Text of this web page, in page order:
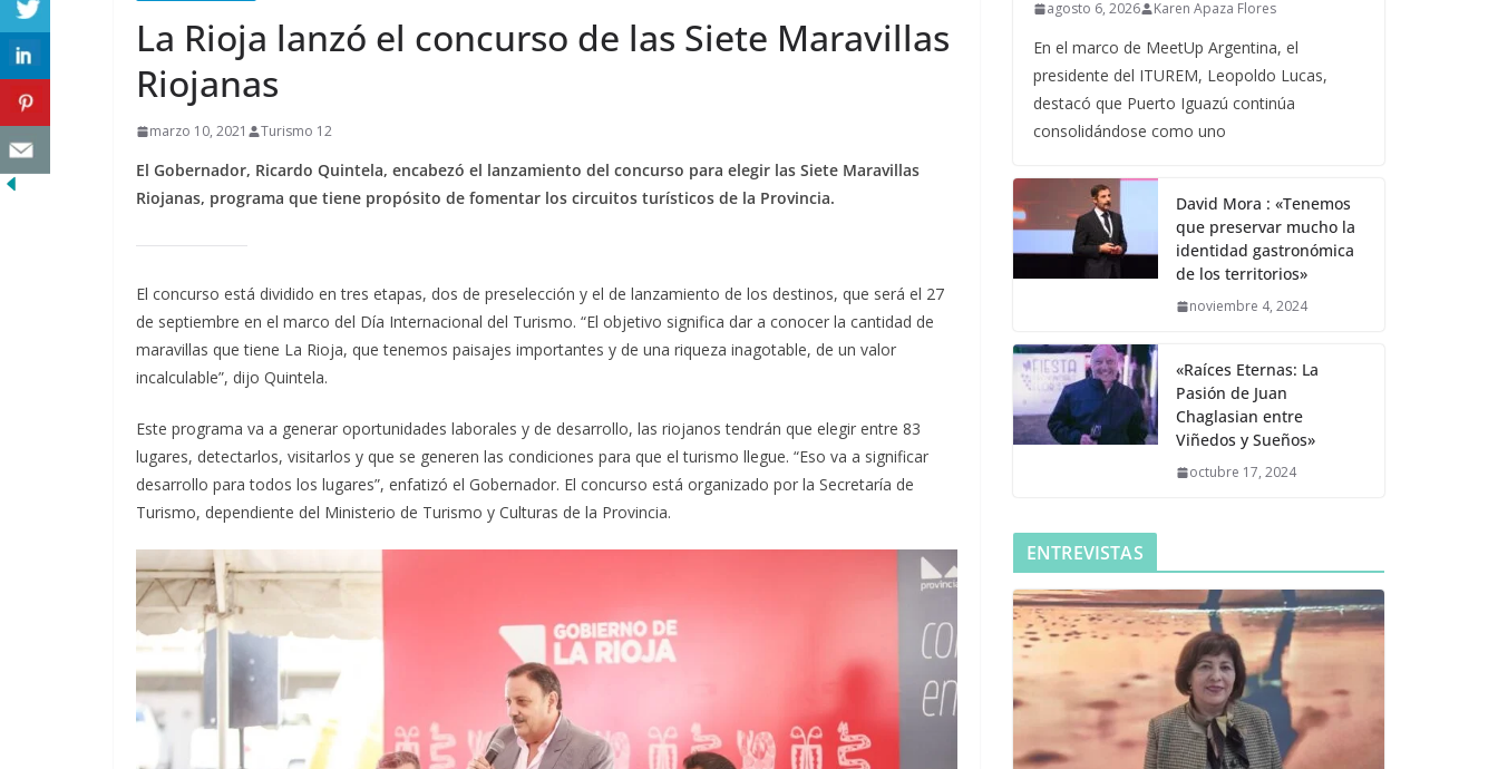
La Rioja lanzó el concurso de las Siete Maravillas
Riojanas
marzo 10, 2021 Turismo 12
El Gobernador, Ricardo Quintela, encabezó el lanzamiento del concurso para elegir las Siete Maravillas
Riojanas, programa que tiene propósito de fomentar los circuitos turísticos de la Provincia.
El concurso está dividido en tres etapas, dos de preselección y el de lanzamiento de los destinos, que será el 27
de septiembre en el marco del Día Internacional del Turismo. “El objetivo significa dar a conocer la cantidad de
maravillas que tiene La Rioja, que tenemos paisajes importantes y de una riqueza inagotable, de un valor
incalculable”, dijo Quintela.
Este programa va a generar oportunidades laborales y de desarrollo, las riojanos tendrán que elegir entre 83
lugares, detectarlos, visitarlos y que se generen las condiciones para que el turismo llegue. “Eso va a significar
desarrollo para todos los lugares”, enfatizó el Gobernador. El concurso está organizado por la Secretaría de
Turismo, dependiente del Ministerio de Turismo y Culturas de la Provincia.
agosto 6, 2026 Karen Apaza Flores
En el marco de MeetUp Argentina, el
presidente del ITUREM, Leopoldo Lucas,
destacó que Puerto Iguazú continúa
consolidándose como uno
David Mora : «Tenemos
que preservar mucho la
identidad gastronómica
de los territorios»
noviembre 4, 2024
«Raíces Eternas: La
Pasión de Juan
Chaglasian entre
Viñedos y Sueños»
octubre 17, 2024
ENTREVISTAS